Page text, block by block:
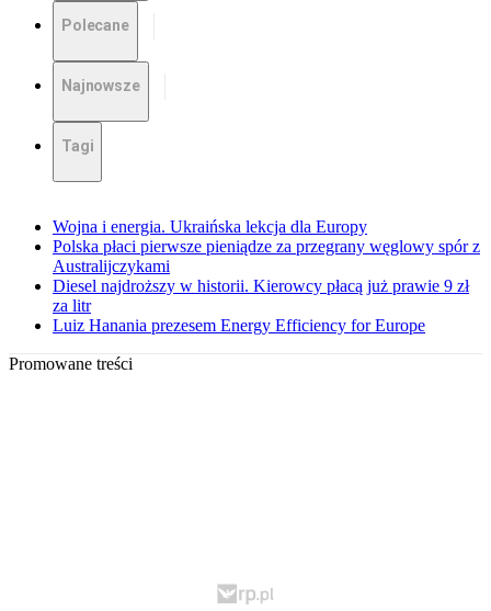
Polecane
Najnowsze
Tagi
Wojna i energia. Ukraińska lekcja dla Europy
Polska płaci pierwsze pieniądze za przegrany węglowy spór z
Australijczykami
Diesel najdroższy w historii. Kierowcy płacą już prawie 9 zł
za litr
Luiz Hanania prezesem Energy Efficiency for Europe
Promowane treści